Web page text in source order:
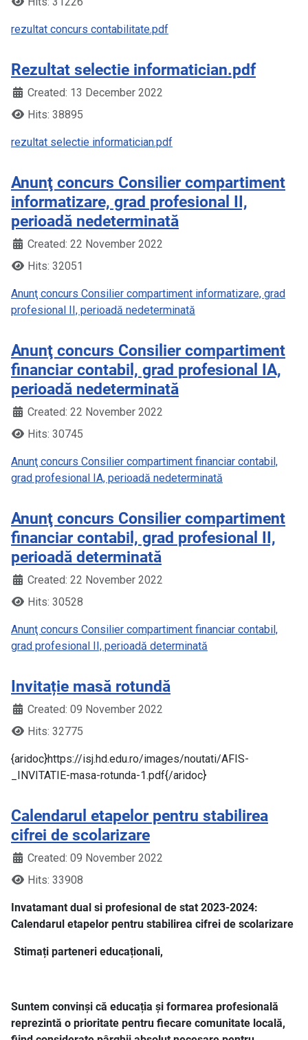
rezultat concurs contabilitate.pdf
Rezultat selectie informatician.pdf
Created: 13 December 2022
Hits: 38895
rezultat selectie informatician.pdf
Anunţ concurs Consilier compartiment
informatizare, grad profesional II,
perioadă nedeterminată
Created: 22 November 2022
Hits: 32051
Anunţ concurs Consilier compartiment informatizare, grad
profesional II, perioadă nedeterminată
Anunţ concurs Consilier compartiment
financiar contabil, grad profesional IA,
perioadă nedeterminată
Created: 22 November 2022
Hits: 30745
Anunţ concurs Consilier compartiment financiar contabil,
grad profesional IA, perioadă nedeterminată
Anunţ concurs Consilier compartiment
financiar contabil, grad profesional II,
perioadă determinată
Created: 22 November 2022
Hits: 30528
Anunţ concurs Consilier compartiment financiar contabil,
grad profesional II, perioadă determinată
Invitație masă rotundă
Created: 09 November 2022
Hits: 32775
{aridoc}https://isj.hd.edu.ro/images/noutati/AFIS-
_INVITATIE-masa-rotunda-1.pdf{/aridoc}
Calendarul etapelor pentru stabilirea
cifrei de scolarizare
Created: 09 November 2022
Hits: 33908
Invatamant dual si profesional de stat 2023-2024:
Calendarul etapelor pentru stabilirea cifrei de scolarizare
Stimați parteneri educaționali,
Suntem convinși că educația și formarea profesională
reprezintă o prioritate pentru fiecare comunitate locală,